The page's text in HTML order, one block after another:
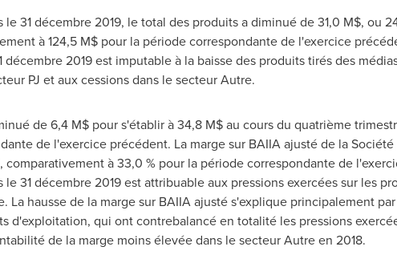
le 31 décembre 2019, le total des produits a diminué de 31,0 M$, ou
à 124,5 M$ pour la période correspondante de l'exercice
décembre 2019 est imputable à la baisse des produits tirés des
PJ et aux cessions dans le secteur Autre.
de 6,4 M$ pour s'établir à 34,8 M$ au cours du quatrième
de l'exercice précédent. La marge sur BAIIA ajusté de la
comparativement à 33,0 % pour la période correspondante de
31 décembre 2019 est attribuable aux pressions exercées sur les
La hausse de la marge sur BAIIA ajusté s'explique principalement
d'exploitation, qui ont contrebalancé en totalité les pressions
de la marge moins élevée dans le secteur Autre en 2018.